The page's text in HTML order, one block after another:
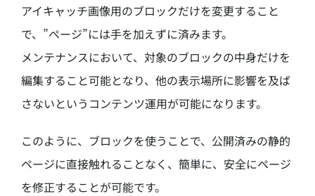
アイキャッチ画像用のブロックだけを変更すること
で、”ページ”には手を加えずに済みます。
メンテナンスにおいて、対象のブロックの中身だけを
編集すること可能となり、他の表示場所に影響を及ば
さないというコンテンツ運用が可能になります。
このように、ブロックを使うことで、公開済みの静的
ページに直接触れることなく、簡単に、安全にページ
を修正することが可能です。